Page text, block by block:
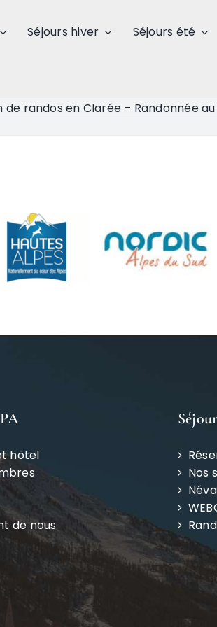
Séjours hiver Séjours été
randos en Clarée – Randonnée
hôtel
de nous
Nos